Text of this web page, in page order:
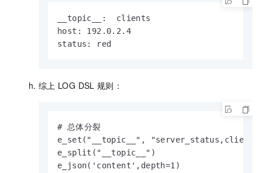
__topic__:  clients
host: 192.0.2.4
status: red
综上 LOG DSL 规则：
# 总体分裂
e_set("__topic__",
e_split("__topic__")
e_json('content',depth=1)